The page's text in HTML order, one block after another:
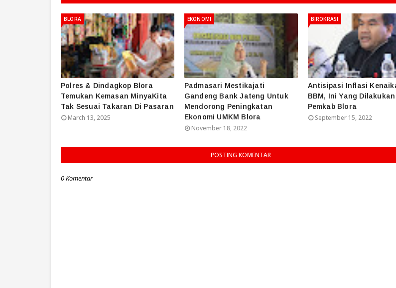
BLORA
Polres & Dindagkop Blora
Temukan Kemasan MinyaKita
Tak Sesuai Takaran Di Pasaran
March 13, 2025
EKONOMI
Padmasari Mestikajati
Gandeng Bank Jateng Untuk
Mendorong Peningkatan
Ekonomi UMKM Blora
November 18, 2022
BIROKRASI
Antisipasi Inflasi
BBM, Ini Yang Dilakukan
Pemkab Blora
September 15, 2022
POSTING KOMENTAR
0 Komentar